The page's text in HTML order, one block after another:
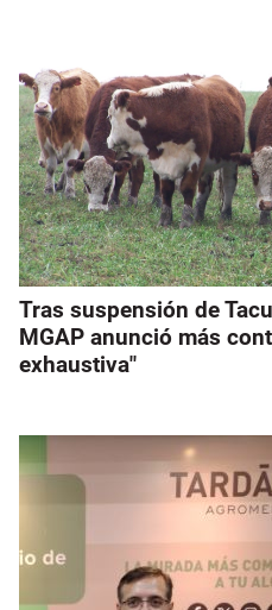
Tras suspensión de
MGAP anunció más
exhaustiva"